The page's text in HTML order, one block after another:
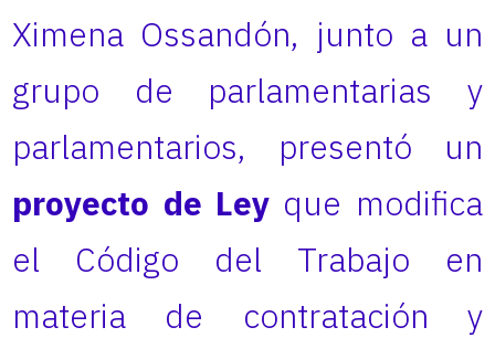
Ximena Ossandón, junto a un
grupo de parlamentarias y
parlamentarios, presentó un
proyecto de Ley que modifica
el Código del Trabajo en
materia de contratación y